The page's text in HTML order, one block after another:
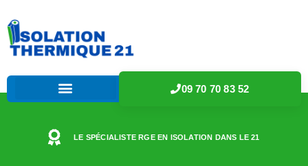
09 70 70 83 52
LE SPÉCIALISTE RGE EN ISOLATION DANS LE 21